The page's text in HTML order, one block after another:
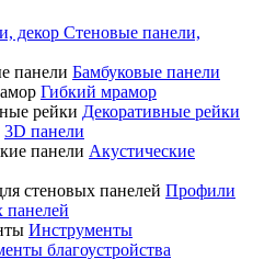
Стеновые панели,
Бамбуковые панели
Гибкий мрамор
Декоративные рейки
3D панели
Акустические
Профили
панелей
Инструменты